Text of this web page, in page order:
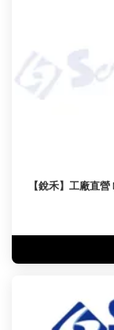
【銳禾】工廠直